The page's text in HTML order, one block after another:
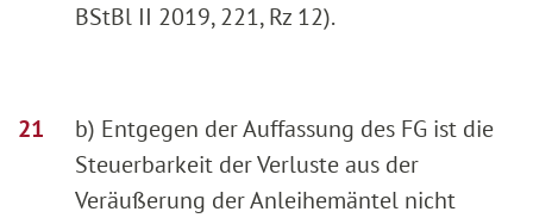
BStBl II 2019, 221, Rz 12).
b) Entgegen der Auffassung des FG ist die
Steuerbarkeit der Verluste aus der
Veräußerung der Anleihemäntel nicht